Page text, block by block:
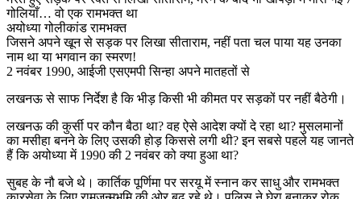
गोलियाँ… वो एक रामभक्त था
अयोध्या गोलीकांड रामभक्त
जिसने अपने खून से सड़क पर लिखा सीताराम, नहीं पता चल पाया यह उनका
नाम था या भगवान का स्मरण!
2 नवंबर 1990, आईजी एसएमपी सिन्हा अपने मातहतों से
लखनऊ से साफ निर्देश है कि भीड़ किसी भी कीमत पर सड़कों पर नहीं बैठेगी।
लखनऊ की कुर्सी पर कौन बैठा था? वह ऐसे आदेश क्यों दे रहा था? मुसलमानों
का मसीहा बनने के लिए उसकी होड़ किससे लगी थी? इन सबसे पहले यह जानते
हैं कि अयोध्या में 1990 की 2 नवंबर को क्या हुआ था?
सुबह के नौ बजे थे। कार्तिक पूर्णिमा पर सरयू में स्नान कर साधु और रामभक्त